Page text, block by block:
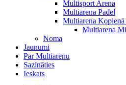
Multisport Arena
Multiarena Padel
Multiarena Kopienā
Multiarena
Noma
Jaunumi
Par Multiarēnu
Sazināties
Ieskats